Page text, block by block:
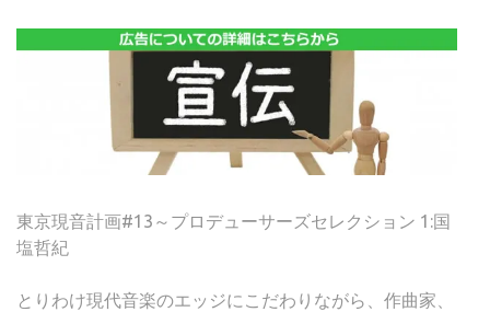
東京現音計画#13～プロデューサーズセレクション 1:国
塩哲紀
とりわけ現代音楽のエッジにこだわりながら、作曲家、